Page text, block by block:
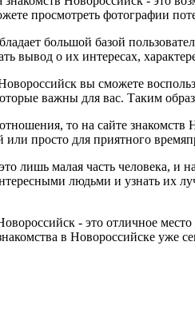
просмотреть фотографии
большой базой
вывод о их интересах,
вы сможете
важны для вас. Таким
то на сайте
просто для приятного
лишь малая часть человека, и
людьми и узнать их
- это отличное
в Новороссийске уже